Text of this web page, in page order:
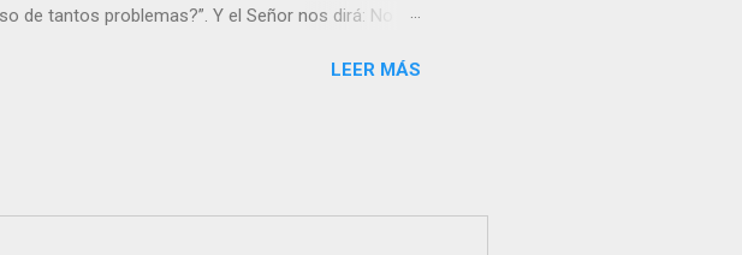
de tantos problemas?”. Y el Señor nos dirá: No
puedes creer que Yo dejo a nadie sólo con
con su Resurrecc...
LEER MÁS